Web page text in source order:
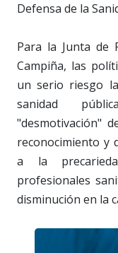
Defensa de la
Para la Junta de
Campiña, las
un serio riesgo
sanidad
"desmotivación"
reconocimiento y
a la
profesionales
disminución en la